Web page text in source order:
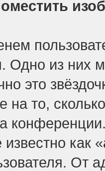
Одно из них
это
на то,
как
От